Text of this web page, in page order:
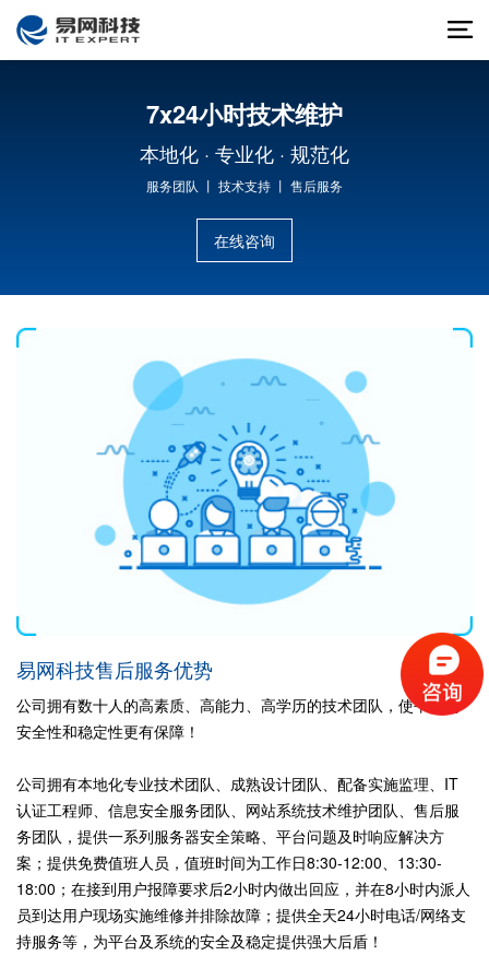
7x24小时技术维护
本地化 · 专业化 · 规范化
服务团队 丨 技术支持 丨 售后服务
在线咨询
易网科技售后服务优势
公司拥有数十人的高素质、高能力、高学历的技术团队，使平台的
安全性和稳定性更有保障！
公司拥有本地化专业技术团队、成熟设计团队、配备实施监理、IT
认证工程师、信息安全服务团队、网站系统技术维护团队、售后服
务团队，提供一系列服务器安全策略、平台问题及时响应解决方
案；提供免费值班人员，值班时间为工作日8:30-12:00、13:30-
18:00；在接到用户报障要求后2小时内做出回应，并在8小时内派人
员到达用户现场实施维修并排除故障；提供全天24小时电话/网络支
持服务等，为平台及系统的安全及稳定提供强大后盾！